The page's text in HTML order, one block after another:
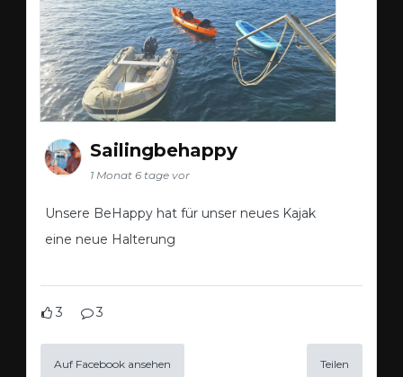
Sailingbehappy
1 Monat 6 tage vor
Unsere BeHappy hat für unser neues Kajak
eine neue Halterung
3 3
Auf Facebook ansehen Teilen